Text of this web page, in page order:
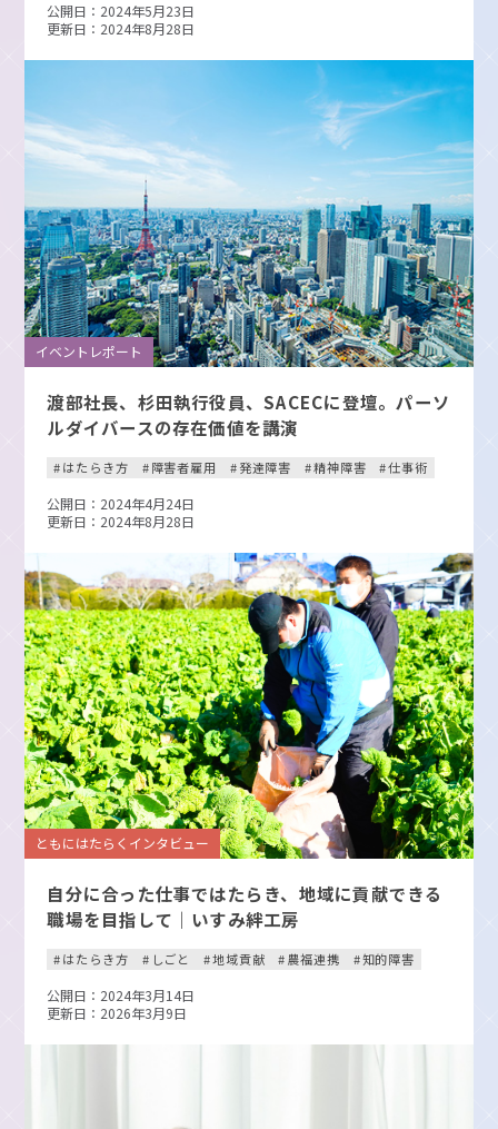
公開日：2024年5月23日
更新日：2024年8月28日
イベントレポート
渡部社長、杉田執行役員、SACECに登壇。パーソ
ルダイバースの存在価値を講演
はたらき方 障害者雇用 発達障害 精神障害 仕事術
公開日：2024年4月24日
更新日：2024年8月28日
ともにはたらくインタビュー
自分に合った仕事ではたらき、地域に貢献できる
職場を目指して｜いすみ絆工房
はたらき方 しごと 地域貢献 農福連携 知的障害
公開日：2024年3月14日
更新日：2026年3月9日